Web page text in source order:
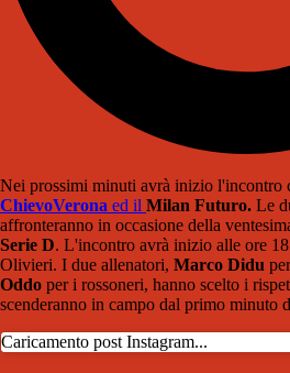
Nei prossimi minuti avrà inizio l'incontro
ChievoVerona ed il Milan Futuro. Le
affronteranno in occasione della
Serie D. L'incontro avrà inizio alle ore
Olivieri. I due allenatori, Marco Didu
Oddo per i rossoneri, hanno scelto i
scenderanno in campo dal primo minuto
Caricamento post Instagram...